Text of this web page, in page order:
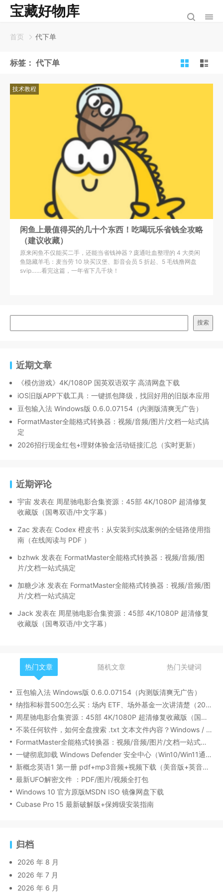
宝藏好物库
首页 代下单
标签： 代下单
技术教程
闲鱼上最值得买的几十个东西！吃喝玩乐省钱全攻略
（建议收藏）
原来闲鱼不仅能买二手，还能当省钱神器？庞通吐血整理的 4 大类闲
鱼隐藏羊毛：麦当劳 10 块买汉堡、影音会员 5 折起、5 毛钱撸网盘
svip……看完这篇，一年省下几千块！
搜索
近期文章
《模仿游戏》4K/1080P 国英双语双字 高清网盘下载
iOS旧版APP下载工具：一键抓包降级，找回好用的旧版本应用
豆包输入法 Windows版 0.6.0.07154（内测版清爽无广告）
FormatMaster全能格式转换器：视频/音频/图片/文档一站式搞
定
2026招行现金红包+理财体验金活动链接汇总（实时更新）
近期评论
宇宙 发表在 周星驰电影合集资源：45部 4K/1080P 超清修复
收藏版（国粤双语/中文字幕）
Zac 发表在 Codex 橙皮书：从安装到实战案例的全链路使用指
南（在线阅读与 PDF ）
bzhwk 发表在 FormatMaster全能格式转换器：视频/音频/图
片/文档一站式搞定
加糖少冰 发表在 FormatMaster全能格式转换器：视频/音频/图
片/文档一站式搞定
Jack 发表在 周星驰电影合集资源：45部 4K/1080P 超清修复
收藏版（国粤双语/中文字幕）
热门文章 随机文章 热门关键词
豆包输入法 Windows版 0.6.0.07154（内测版清爽无广告）
纳指和标普500怎么买：场内 ETF、场外基金一次讲清楚（2026 最新版）
周星驰电影合集资源：45部 4K/1080P 超清修复收藏版（国粤双语/中文字幕）
不装任何软件，如何全盘搜索 .txt 文本文件内容？Windows / Linux / macOS 的命令行指南
FormatMaster全能格式转换器：视频/音频/图片/文档一站式搞定
一键彻底卸载 Windows Defender 安全中心（Win10/Win11通用）
新概念英语1 第一册 pdf+mp3音频+视频下载（美音版+英音版）
最新UFO解密文件 ：PDF/图片/视频全打包
Windows 10 官方原版MSDN ISO 镜像网盘下载
Cubase Pro 15 最新破解版+保姆级安装指南
归档
2026 年 8 月
2026 年 7 月
2026 年 6 月